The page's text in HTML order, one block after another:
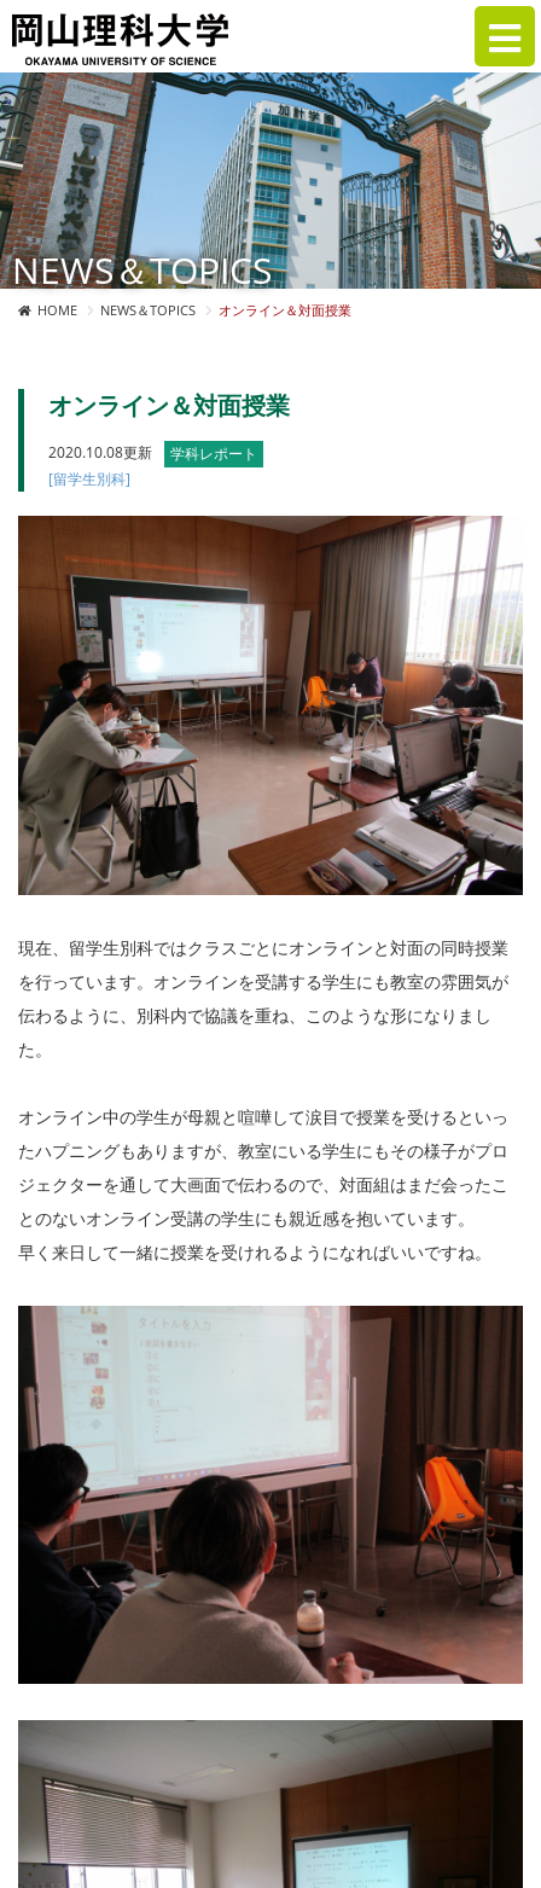
NEWS＆TOPICS
HOME NEWS＆TOPICS オンライン＆対面授業
オンライン＆対面授業
2020.10.08更新
学科レポート
[留学生別科]
現在、留学生別科ではクラスごとにオンラインと対面の同時授業
を行っています。オンラインを受講する学生にも教室の雰囲気が
伝わるように、別科内で協議を重ね、このような形になりまし
た。
オンライン中の学生が母親と喧嘩して涙目で授業を受けるといっ
たハプニングもありますが、教室にいる学生にもその様子がプロ
ジェクターを通して大画面で伝わるので、対面組はまだ会ったこ
とのないオンライン受講の学生にも親近感を抱いています。
早く来日して一緒に授業を受けれるようになればいいですね。